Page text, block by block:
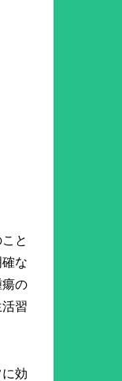
と
な
の
習
効